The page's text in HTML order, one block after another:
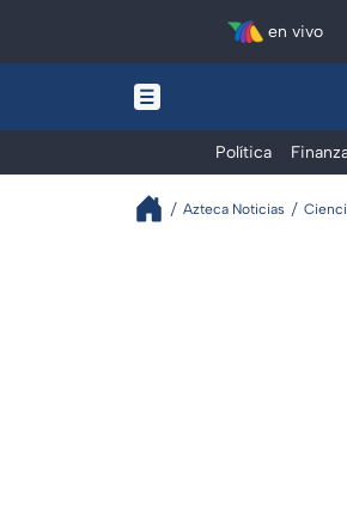
en vivo
Política
Azteca Noticias